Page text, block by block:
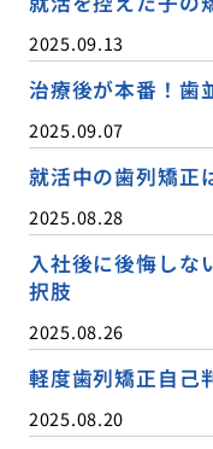
2025.09.13
治療後が本番！歯
2025.09.07
就活中の歯列矯正
2025.08.28
入社後に後悔しな
択肢
2025.08.26
軽度歯列矯正自己
2025.08.20